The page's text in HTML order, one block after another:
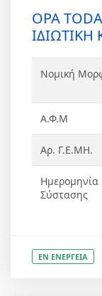
OPA
ΙΔΙΩΤΙΚΗ
Νομική
Α.Φ.Μ
Αρ. Γ.Ε.ΜΗ.
Ημερομηνία
Σύστασης
ΕΝ ΕΝΕΡΓΕΙΑ